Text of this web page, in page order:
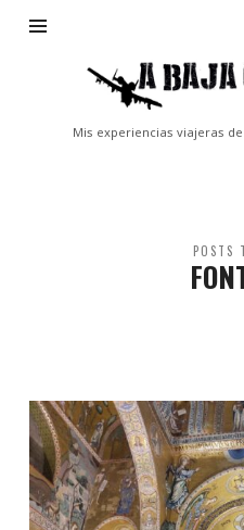
Baja
Cota
Mis experiencias viajeras
POSTS